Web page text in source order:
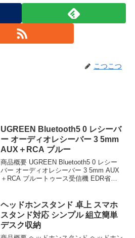
こつこつ
UGREEN Bluetooth5 0 レシーバ
ー オーディオレシーバー 3 5mm
AUX＋RCA ブルー
商品概要 UGREEN Bluetooth5 0 レシー
バー オーディオレシーバー 3 5mm AUX
＋RCA ブルートゥース受信機 EDR省電
ューをお届...
ヘッドホンスタンド 卓上 スマホ
スタンド対応 シンプル 組立簡単
デスク収納